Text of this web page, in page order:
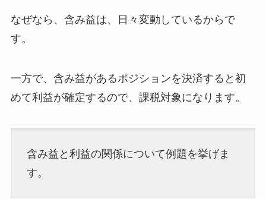
なぜなら、含み益は、日々変動しているからで
す。
一方で、含み益があるポジションを決済すると初
めて利益が確定するので、課税対象になります。
含み益と利益の関係について例題を挙げま
す。